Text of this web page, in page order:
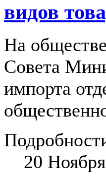
видов
На
Совета
импорта
20